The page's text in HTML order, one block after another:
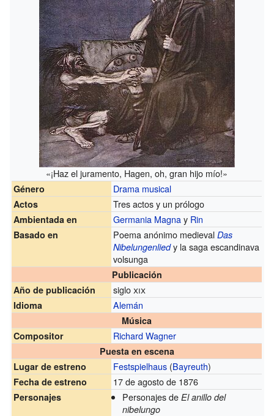
«¡Haz el juramento, Hagen, oh, gran hijo mío!»
Género Drama musical
Actos Tres actos y un prólogo
Ambientada en Germania Magnay Rin
Basado en Poema anónimo medievalDas
Nibelungenliedy la saga escandinava
volsunga
Publicación
Año de publicación
sigloxix
Idioma Alemán
Música
Compositor
Richard Wagner
Puesta en escena
Lugar de estreno
Festspielhaus (Bayreuth)
Fecha de estreno 17 de agosto de 1876
Personajes Personajes de El anillo del
nibelungo